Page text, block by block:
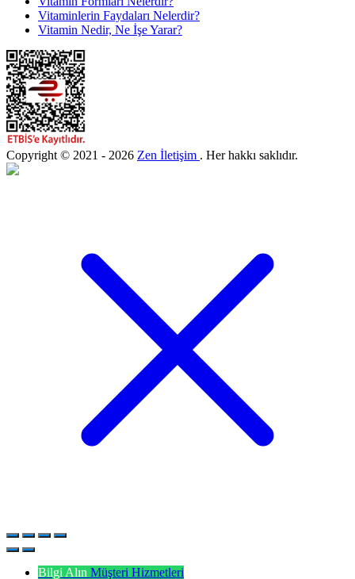
Vitaminlerin Faydaları Nelerdir?
Vitamin Nedir, Ne İşe Yarar?
Copyright © 2021 - 2026 Zen İletişim . Her hakkı saklıdır.
Bilgi Alın Müşteri Hizmetleri